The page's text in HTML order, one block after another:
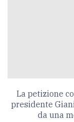
La petizione
presidente
da una